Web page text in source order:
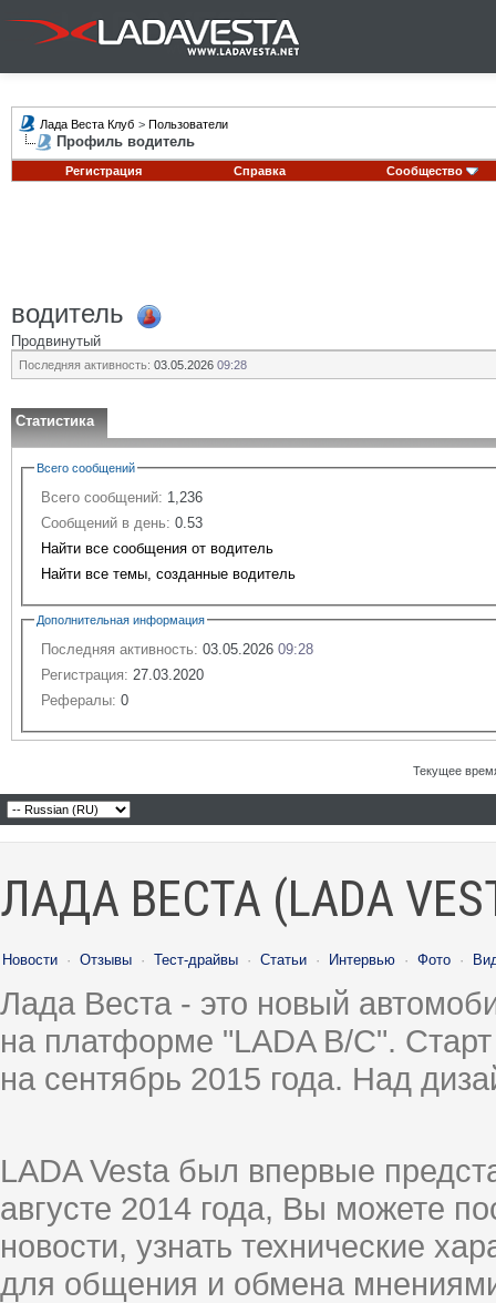
Лада Веста Клуб > Пользователи
Профиль водитель
Регистрация Справка Сообщество
водитель
Продвинутый
Последняя активность: 03.05.2026 09:28
Статистика
Всего сообщений
Всего сообщений: 1,236
Сообщений в день: 0.53
Найти все сообщения от водитель
Найти все темы, созданные водитель
Дополнительная информация
Последняя активность: 03.05.2026 09:28
Регистрация: 27.03.2020
Рефералы: 0
Текущее
ЛАДА ВЕСТА (LADA
Новости · Отзывы · Тест-драйвы · Статьи · Интервью · Фото ·
Лада Веста - это новый
на платформе "LADA B/C".
на сентябрь 2015 года. Над
LADA Vesta был впервые
августе 2014 года, Вы можете
новости, узнать технические
для общения и обмена